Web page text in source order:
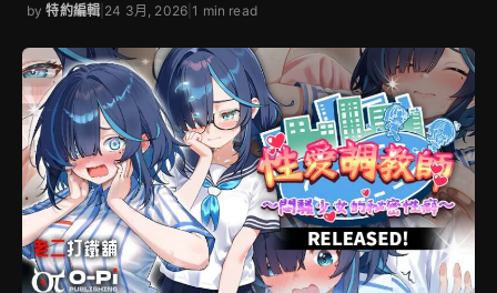
by特約編輯 24 3月, 2026 |1 min read